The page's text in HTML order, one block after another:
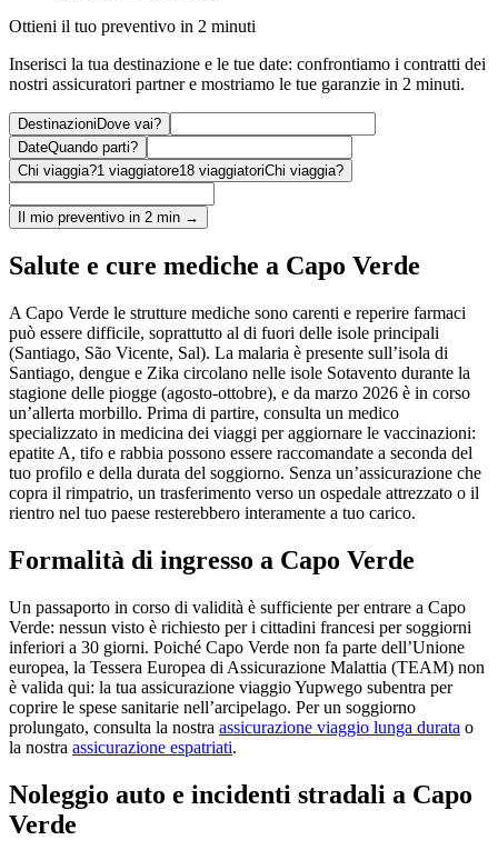
Ottieni il tuo preventivo in 2 minuti
Inserisci la tua destinazione e le tue date: confrontiamo i contratti dei
nostri assicuratori partner e mostriamo le tue garanzie in 2 minuti.
Destinazioni Dove vai?
DateQuando parti?
Chi viaggia?1 viaggiatore18 viaggiatoriChi viaggia?
Il mio preventivo in 2 min →
Salute e cure mediche a Capo Verde
A Capo Verde le strutture mediche sono carenti e reperire farmaci
può essere difficile, soprattutto al di fuori delle isole principali
(Santiago, São Vicente, Sal). La malaria è presente sull’isola di
Santiago, dengue e Zika circolano nelle isole Sotavento durante la
stagione delle piogge (agosto-ottobre), e da marzo 2026 è in corso
un’allerta morbillo. Prima di partire, consulta un medico
specializzato in medicina dei viaggi per aggiornare le vaccinazioni:
epatite A, tifo e rabbia possono essere raccomandate a seconda del
tuo profilo e della durata del soggiorno. Senza un’assicurazione che
copra il rimpatrio, un trasferimento verso un ospedale attrezzato o il
rientro nel tuo paese resterebbero interamente a tuo carico.
Formalità di ingresso a Capo Verde
Un passaporto in corso di validità è sufficiente per entrare a Capo
Verde: nessun visto è richiesto per i cittadini francesi per soggiorni
inferiori a 30 giorni. Poiché Capo Verde non fa parte dell’Unione
europea, la Tessera Europea di Assicurazione Malattia (TEAM) non
è valida qui: la tua assicurazione viaggio Yupwego subentra per
coprire le spese sanitarie nell’arcipelago. Per un soggiorno
prolungato, consulta la nostra assicurazione viaggio lunga durata o
la nostra assicurazione espatriati.
Noleggio auto e incidenti stradali a Capo
Verde